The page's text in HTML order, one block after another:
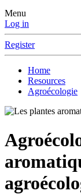
Menu
Log in
Register
Home
Resources
Agroécologie